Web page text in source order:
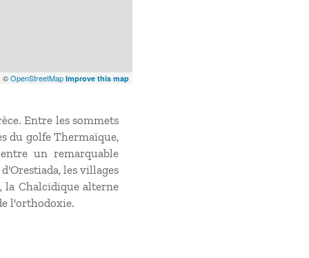
©OpenStreetMap Improve this map
Entre les sommets
du golfe Thermaïque,
un remarquable
les villages
la Chalcidique alterne
l'orthodoxie.